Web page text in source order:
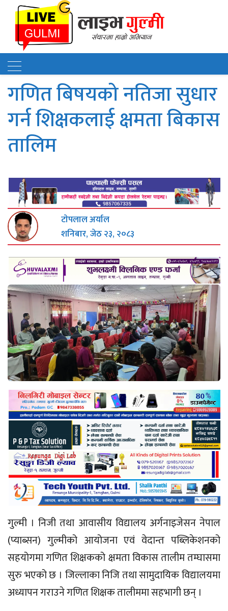
गणित बिषयको नतिजा सुधार
गर्न शिक्षकलाई क्षमता बिकास
तालिम
टाेपलाल अर्याल
शनिबार, जेठ २३, २०८३
गुल्मी । निजी तथा आवासीय विद्यालय अर्गनाइजेसन नेपाल
(प्याब्सन) गुल्मीको आयोजना एवं वेदान्त पब्लिकेशनको
सहयोगमा गणित शिक्षकको क्षमता विकास तालीम तम्घासमा
सुरु भएको छ । जिल्लाका निजि तथा सामुदायिक विद्यालयमा
अध्यापन गराउने गणित शिक्षक तालीममा सहभागी छन् ।